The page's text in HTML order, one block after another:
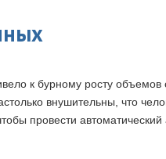
к бурному росту
внушительны, что
провести